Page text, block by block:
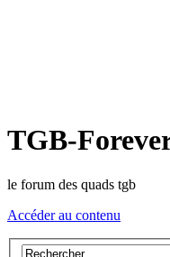
TGB-
le forum des quads tgb
Accéder au contenu